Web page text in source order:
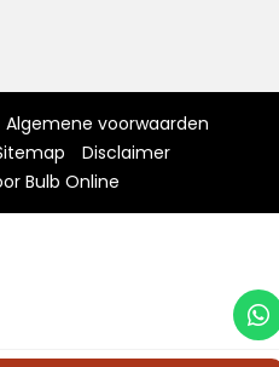
Algemene voorwaarden
Disclaimer
Bulb Online